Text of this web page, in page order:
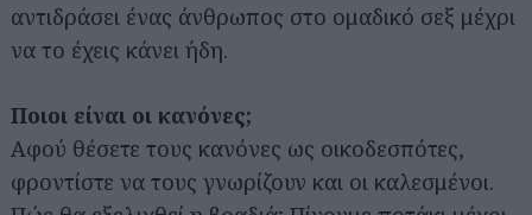
αντιδράσει ένας άνθρωπος στο ομαδικό σεξ μέχρι
να το έχεις κάνει ήδη.
Ποιοι είναι οι κανόνες;
Αφού θέσετε τους κανόνες ως οικοδεσπότες,
φροντίστε να τους γνωρίζουν και οι καλεσμένοι.